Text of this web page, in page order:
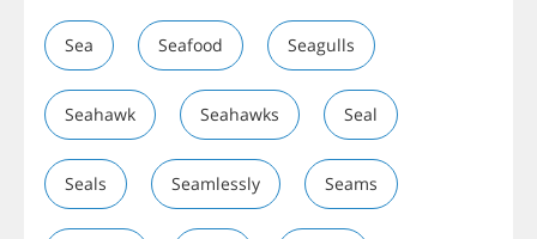
Sea Seafood Seagulls
Seahawk Seahawks Seal
Seals Seamlessly Seams